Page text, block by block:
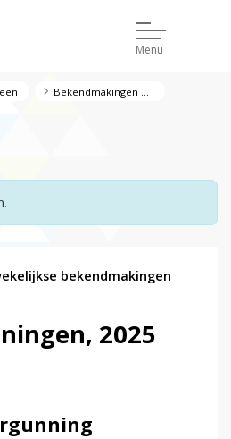
Menu
bekendmakingen
2025